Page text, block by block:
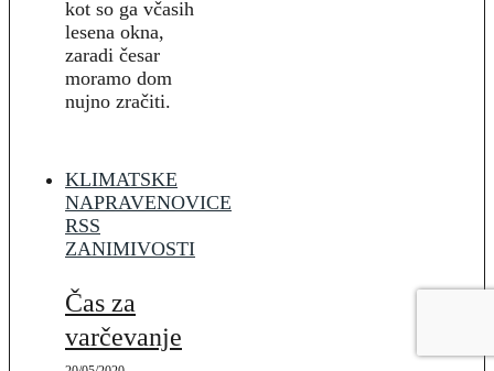
kot so ga včasih
lesena okna,
zaradi česar
moramo dom
nujno zračiti.
KLIMATSKE
NAPRAVENOVICE
RSS
ZANIMIVOSTI
Čas za
varčevanje